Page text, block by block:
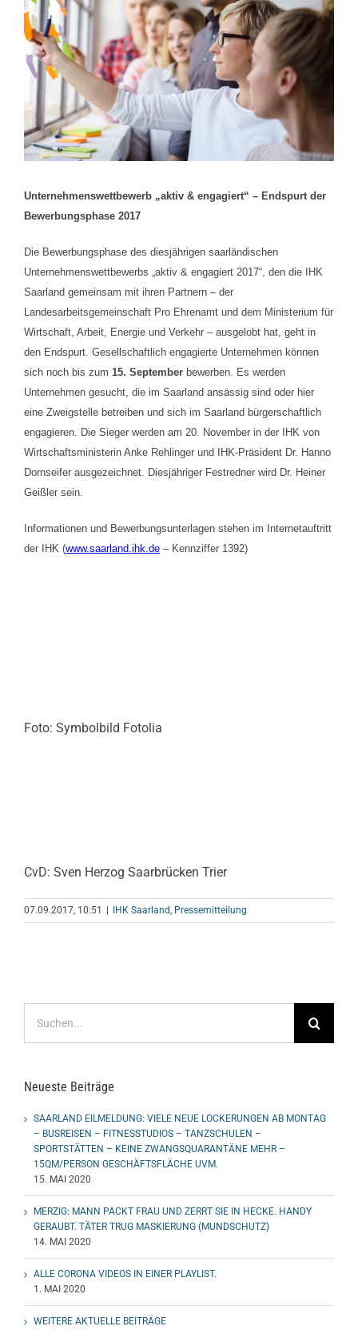
Unternehmenswettbewerb „aktiv & engagiert“ – Endspurt der
Bewerbungsphase 2017
Die Bewerbungsphase des diesjährigen saarländischen
Unternehmenswettbewerbs „aktiv & engagiert 2017“, den die IHK
Saarland gemeinsam mit ihren Partnern – der
Landesarbeitsgemeinschaft Pro Ehrenamt und dem Ministerium für
Wirtschaft, Arbeit, Energie und Verkehr – ausgelobt hat, geht in
den Endspurt. Gesellschaftlich engagierte Unternehmen können
sich noch bis zum 15. September bewerben. Es werden
Unternehmen gesucht, die im Saarland ansässig sind oder hier
eine Zweigstelle betreiben und sich im Saarland bürgerschaftlich
engagieren. Die Sieger werden am 20. November in der IHK von
Wirtschaftsministerin Anke Rehlinger und IHK-Präsident Dr. Hanno
Dornseifer ausgezeichnet. Diesjähriger Festredner wird Dr. Heiner
Geißler sein.
Informationen und Bewerbungsunterlagen stehen im Internetauftritt
der IHK (www.saarland.ihk.de – Kennziffer 1392)
Foto: Symbolbild Fotolia
CvD: Sven Herzog Saarbrücken Trier
07.09.2017, 10:51 IHK Saarland, Pressemitteilung
nach:
Neueste Beiträge
SAARLAND EILMELDUNG: VIELE NEUE LOCKERUNGEN AB MONTAG
– BUSREISEN – FITNESSTUDIOS – TANZSCHULEN –
SPORTSTÄTTEN – KEINE ZWANGSQUARANTÄNE MEHR –
15QM/PERSON GESCHÄFTSFLÄCHE UVM.
15. MAI 2020
MERZIG: MANN PACKT FRAU UND ZERRT SIE IN HECKE. HANDY
GERAUBT. TÄTER TRUG MASKIERUNG (MUNDSCHUTZ)
14. MAI 2020
ALLE CORONA VIDEOS IN EINER PLAYLIST.
1. MAI 2020
WEITERE AKTUELLE BEITRÄGE